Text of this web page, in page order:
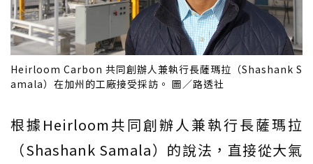
Heirloom Carbon 共同創辦人兼執行長薩瑪拉（Shashank S
amala）在加州的工廠接受採訪。 圖／路透社
根據Heirloom共同創辦人兼執行長薩瑪拉
（Shashank Samala）的說法，直接從大氣